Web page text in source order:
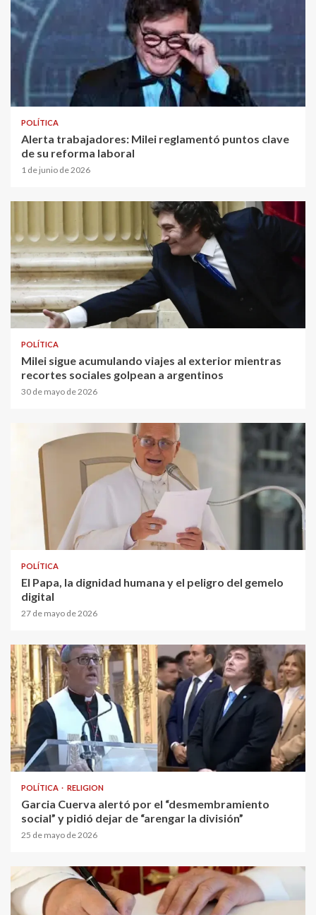
POLÍTICA
Alerta trabajadores: Milei reglamentó puntos clave
de su reforma laboral
1 de junio de 2026
POLÍTICA
Milei sigue acumulando viajes al exterior mientras
recortes sociales golpean a argentinos
30 de mayo de 2026
POLÍTICA
El Papa, la dignidad humana y el peligro del gemelo
digital
27 de mayo de 2026
POLÍTICA RELIGION
Garcia Cuerva alertó por el “desmembramiento
social” y pidió dejar de “arengar la división”
25 de mayo de 2026